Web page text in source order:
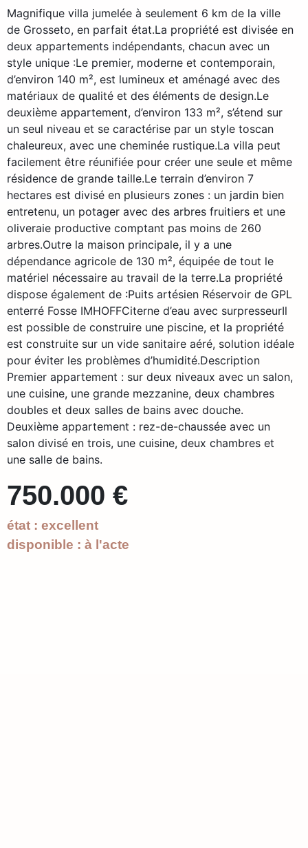
Magnifique villa jumelée à seulement 6 km de la ville
de Grosseto, en parfait état.La propriété est divisée en
deux appartements indépendants, chacun avec un
style unique :Le premier, moderne et contemporain,
d’environ 140 m², est lumineux et aménagé avec des
matériaux de qualité et des éléments de design.Le
deuxième appartement, d’environ 133 m², s’étend sur
un seul niveau et se caractérise par un style toscan
chaleureux, avec une cheminée rustique.La villa peut
facilement être réunifiée pour créer une seule et même
résidence de grande taille.Le terrain d’environ 7
hectares est divisé en plusieurs zones : un jardin bien
entretenu, un potager avec des arbres fruitiers et une
oliveraie productive comptant pas moins de 260
arbres.Outre la maison principale, il y a une
dépendance agricole de 130 m², équipée de tout le
matériel nécessaire au travail de la terre.La propriété
dispose également de :Puits artésien Réservoir de GPL
enterré Fosse IMHOFFCiterne d’eau avec surpresseurIl
est possible de construire une piscine, et la propriété
est construite sur un vide sanitaire aéré, solution idéale
pour éviter les problèmes d’humidité.Description
Premier appartement : sur deux niveaux avec un salon,
une cuisine, une grande mezzanine, deux chambres
doubles et deux salles de bains avec douche.
Deuxième appartement : rez-de-chaussée avec un
salon divisé en trois, une cuisine, deux chambres et
une salle de bains.
750.000 €
état : excellent
disponible : à l'acte